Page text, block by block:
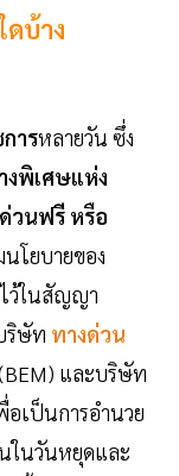
บ้าง
ารหลายวัน ซึ่ง
งพิเศษแห่ง
วนฟรี หรือ
โยบายของ
ว้ในสัญญา
ริษัท ทางด่วน
และบริษัท
อเป็นการอำนวย
ในวันหยุดและ